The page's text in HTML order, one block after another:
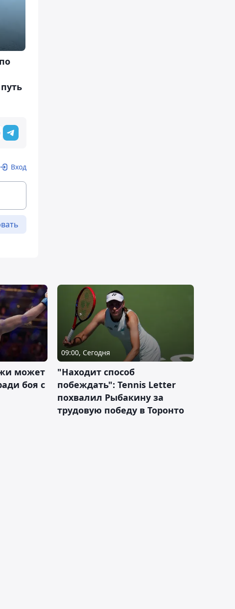
Вход
может
боя с
09:00, Сегодня
"Находит способ
побеждать": Tennis Letter
похвалил Рыбакину за
трудовую победу в Торонто